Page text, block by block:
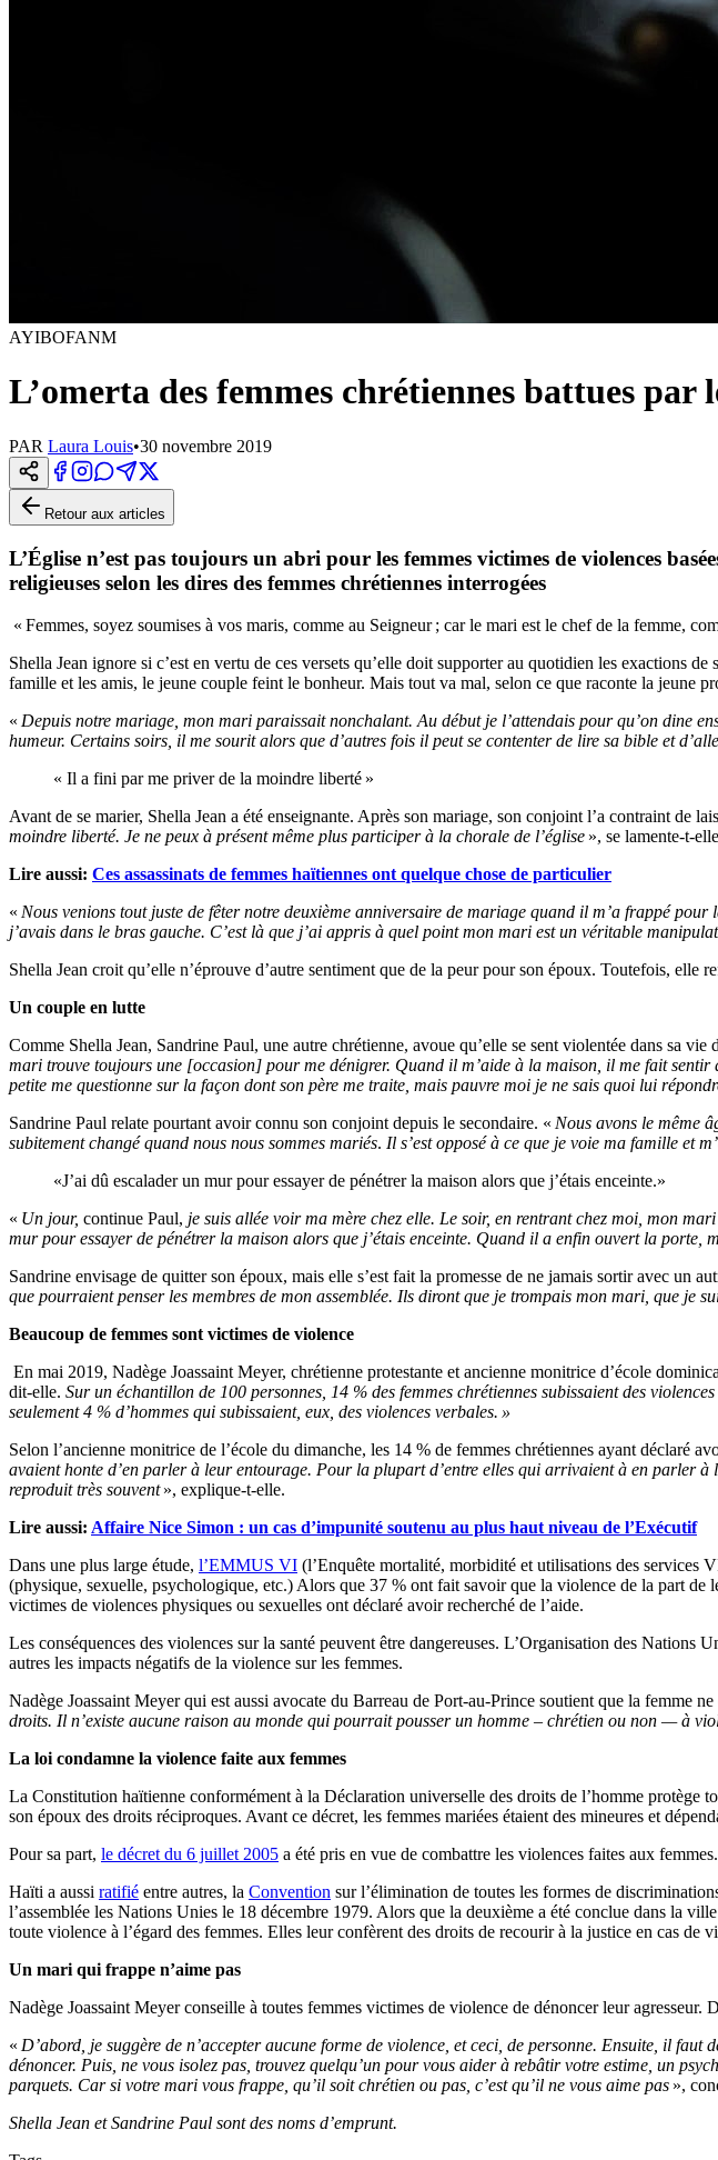
AYIBOFANM
L’omerta des femmes chrétiennes battues
PAR Laura Louis•30 novembre 2019
Retour aux articles
L’Église n’est pas toujours un abri pour les femmes victimes de violences
religieuses selon les dires des femmes chrétiennes interrogées
« Femmes, soyez soumises à vos maris, comme au Seigneur ; car le mari est le chef de la femme,
Shella Jean ignore si c’est en vertu de ces versets qu’elle doit supporter au quotidien les exactions
famille et les amis, le jeune couple feint le bonheur. Mais tout va mal, selon ce que raconte la jeune
« Depuis notre mariage, mon mari paraissait nonchalant. Au début je l’attendais pour qu’on dine
humeur. Certains soirs, il me sourit alors que d’autres fois il peut se contenter de lire sa bible et
« Il a fini par me priver de la moindre liberté »
Avant de se marier, Shella Jean a été enseignante. Après son mariage, son conjoint l’a contraint de
moindre liberté. Je ne peux à présent même plus participer à la chorale de l’église », se lamente-t-
Lire aussi: Ces assassinats de femmes haïtiennes ont quelque chose de particulier
« Nous venions tout juste de fêter notre deuxième anniversaire de mariage quand il m’a frappé pour
j’avais dans le bras gauche. C’est là que j’ai appris à quel point mon mari est un véritable
Shella Jean croit qu’elle n’éprouve d’autre sentiment que de la peur pour son époux. Toutefois, elle
Un couple en lutte
Comme Shella Jean, Sandrine Paul, une autre chrétienne, avoue qu’elle se sent violentée dans sa
mari trouve toujours une [occasion] pour me dénigrer. Quand il m’aide à la maison, il me fait
petite me questionne sur la façon dont son père me traite, mais pauvre moi je ne sais quoi lui
Sandrine Paul relate pourtant avoir connu son conjoint depuis le secondaire. « Nous avons le même
subitement changé quand nous nous sommes mariés. Il s’est opposé à ce que je voie ma famille et
«J’ai dû escalader un mur pour essayer de pénétrer la maison alors que j’étais enceinte.»
« Un jour, continue Paul, je suis allée voir ma mère chez elle. Le soir, en rentrant chez moi, mon
mur pour essayer de pénétrer la maison alors que j’étais enceinte. Quand il a enfin ouvert la porte,
Sandrine envisage de quitter son époux, mais elle s’est fait la promesse de ne jamais sortir avec un
que pourraient penser les membres de mon assemblée. Ils diront que je trompais mon mari, que je
Beaucoup de femmes sont victimes de violence
En mai 2019, Nadège Joassaint Meyer, chrétienne protestante et ancienne monitrice d’école
dit-elle. Sur un échantillon de 100 personnes, 14 % des femmes chrétiennes subissaient des
seulement 4 % d’hommes qui subissaient, eux, des violences verbales. »
Selon l’ancienne monitrice de l’école du dimanche, les 14 % de femmes chrétiennes ayant déclaré
avaient honte d’en parler à leur entourage. Pour la plupart d’entre elles qui arrivaient à en parler
reproduit très souvent», explique-t-elle.
Lire aussi: Affaire Nice Simon : un cas d’impunité soutenu au plus haut niveau de l’Exécutif
Dans une plus large étude, l’EMMUS VI (l’Enquête mortalité, morbidité et utilisations des services
(physique, sexuelle, psychologique, etc.) Alors que 37 % ont fait savoir que la violence de la part de
victimes de violences physiques ou sexuelles ont déclaré avoir recherché de l’aide.
Les conséquences des violences sur la santé peuvent être dangereuses. L’Organisation des Nations
autres les impacts négatifs de la violence sur les femmes.
Nadège Joassaint Meyer qui est aussi avocate du Barreau de Port-au-Prince soutient que la femme
droits. Il n’existe aucune raison au monde qui pourrait pousser un homme – chrétien ou non — à
La loi condamne la violence faite aux femmes
La Constitution haïtienne conformément à la Déclaration universelle des droits de l’homme protège
son époux des droits réciproques. Avant ce décret, les femmes mariées étaient des mineures et
Pour sa part, le décret du 6 juillet 2005 a été pris en vue de combattre les violences faites aux
Haïti a aussi ratifié entre autres, la Convention sur l’élimination de toutes les formes de
l’assemblée les Nations Unies le 18 décembre 1979. Alors que la deuxième a été conclue dans la
toute violence à l’égard des femmes. Elles leur confèrent des droits de recourir à la justice en cas de
Un mari qui frappe n’aime pas
Nadège Joassaint Meyer conseille à toutes femmes victimes de violence de dénoncer leur
« D’abord, je suggère de n’accepter aucune forme de violence, et ceci, de personne. Ensuite, il faut
dénoncer. Puis, ne vous isolez pas, trouvez quelqu’un pour vous aider à rebâtir votre estime, un
parquets. Car si votre mari vous frappe, qu’il soit chrétien ou pas, c’est qu’il ne vous aime pas »,
Shella Jean et Sandrine Paul sont des noms d’emprunt.